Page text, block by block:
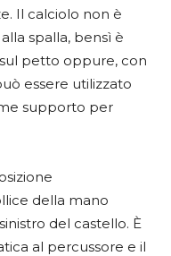
Il calciolo non è
spalla, bensì è
petto oppure, con
essere utilizzato
supporto per
della mano
del castello. È
al percussore e il